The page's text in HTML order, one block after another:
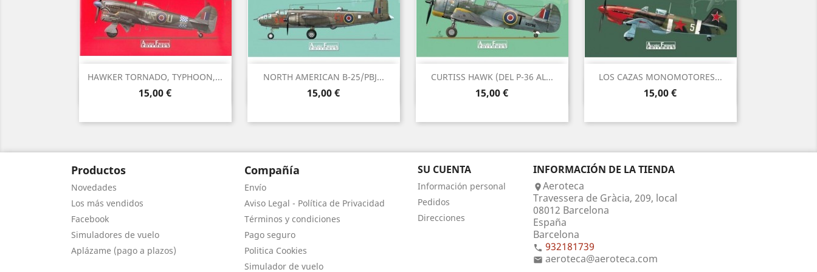
HAWKER TORNADO, TYPHOON,...
Precio
15,00 €
Vista rápida
NORTH AMERICAN B-25/PBJ...
Precio
15,00 €
Vista rápida
CURTISS HAWK (DEL P-36 AL...
Precio
15,00 €
Vista rápida
LOS CAZAS MONOMOTORES...
Precio
15,00 €
Vista rápida
Productos
Novedades
Los más vendidos
Facebook
Simuladores de vuelo
Aplázame (pago a plazos)
Compañía
Envío
Aviso Legal - Política de Privacidad
Términos y condiciones
Pago seguro
Politica Cookies
Simulador de vuelo
SU CUENTA
Información personal
Pedidos
Direcciones
INFORMACIÓN DE LA TIENDA
Aeroteca
Travessera de Gràcia, 209, local
08012 Barcelona
España
Barcelona
 932181739
 aeroteca@aeroteca.com